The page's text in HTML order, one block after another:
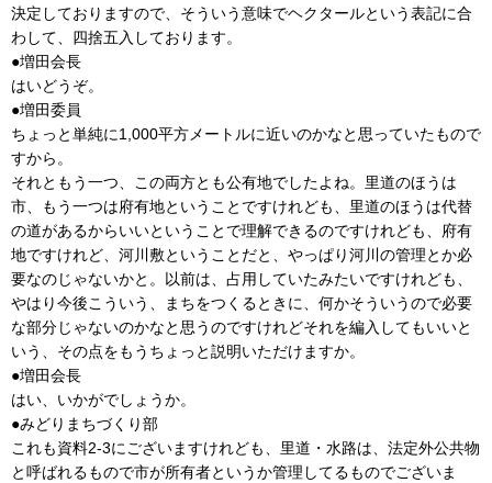
決定しておりますので、そういう意味でヘクタールという表記に合
わして、四捨五入しております。
●増田会長
はいどうぞ。
●増田委員
ちょっと単純に1,000平方メートルに近いのかなと思っていたもので
すから。
それともう一つ、この両方とも公有地でしたよね。里道のほうは
市、もう一つは府有地ということですけれども、里道のほうは代替
の道があるからいいということで理解できるのですけれども、府有
地ですけれど、河川敷ということだと、やっぱり河川の管理とか必
要なのじゃないかと。以前は、占用していたみたいですけれども、
やはり今後こういう、まちをつくるときに、何かそういうので必要
な部分じゃないのかなと思うのですけれどそれを編入してもいいと
いう、その点をもうちょっと説明いただけますか。
●増田会長
はい、いかがでしょうか。
●みどりまちづくり部
これも資料2-3にございますけれども、里道・水路は、法定外公共物
と呼ばれるもので市が所有者というか管理してるものでございま